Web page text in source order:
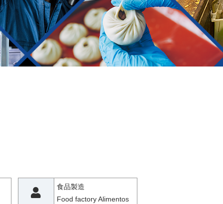
食品製造
Food factory Alimentos